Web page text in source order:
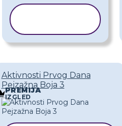
Aktivnosti Prvog Dana
Pejzažna Boja 3
PREMIJA
IZGLED